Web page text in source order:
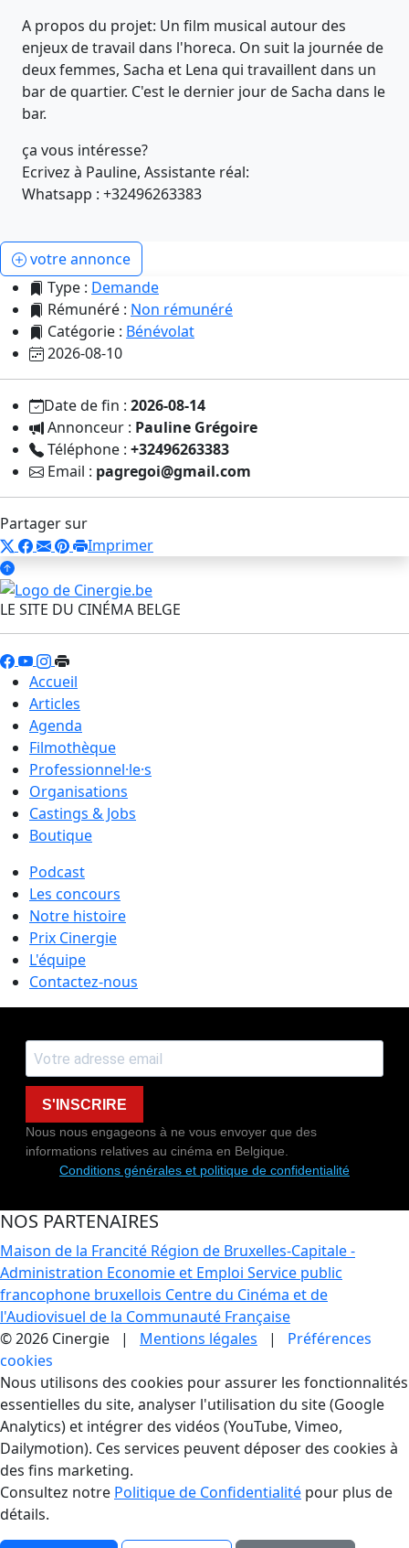
A propos du projet: Un film musical autour des
enjeux de travail dans l'horeca. On suit la journée de
deux femmes, Sacha et Lena qui travaillent dans un
bar de quartier. C'est le dernier jour de Sacha dans le
bar.
ça vous intéresse?
Ecrivez à Pauline, Assistante réal:
Whatsapp : +32496263383
votre annonce
Type : Demande
Rémunéré : Non rémunéré
Catégorie : Bénévolat
2026-08-10
Date de fin : 2026-08-14
Annonceur : Pauline Grégoire
Téléphone : +32496263383
Email : pagregoi@gmail.com
Partager sur
Imprimer
LE SITE DU CINÉMA BELGE
Accueil
Articles
Agenda
Filmothèque
Professionnel·le·s
Organisations
Castings & Jobs
Boutique
Podcast
Les concours
Notre histoire
Prix Cinergie
L'équipe
Contactez-nous
S'INSCRIRE
Nous nous engageons à ne vous envoyer que des
informations relatives au cinéma en Belgique.
Conditions générales et politique de confidentialité
NOS PARTENAIRES
Maison de la Francité Région de Bruxelles-Capitale -
Administration Economie et Emploi Service public
francophone bruxellois Centre du Cinéma et de
l'Audiovisuel de la Communauté Française
© 2026 Cinergie | Mentions légales | Préférences
cookies
Gestion des Cookies
Nous utilisons des cookies pour assurer les fonctionnalités
essentielles du site, analyser l'utilisation du site (Google
Analytics) et intégrer des vidéos (YouTube, Vimeo,
Dailymotion). Ces services peuvent déposer des cookies à
des fins marketing.
Consultez notre Politique de Confidentialité pour plus de
détails.